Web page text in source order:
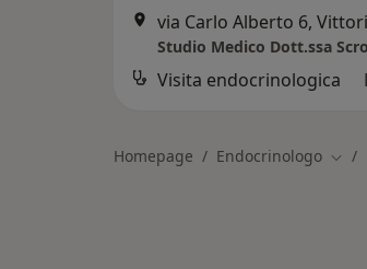
via Carlo Alberto 6,
Studio Medico Dott.ssa
Visita endocrinologica
Homepage Endocrinologo